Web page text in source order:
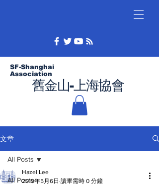
舊金山-上海協會
SF-Shanghai
Association
文章
All Posts
All Posts
Hazel Lee
2019年5月6日 讀畢需時 0 分鐘